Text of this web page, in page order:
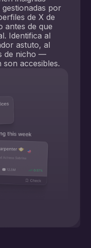
por
de X de
antes de que
Identifica al
astuto, al
de nicho —
son accesibles.